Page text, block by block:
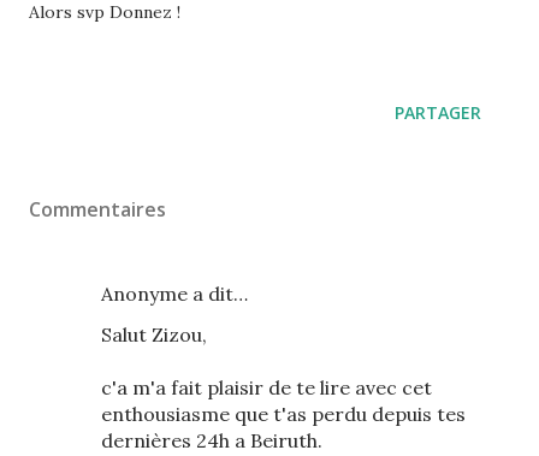
Alors svp Donnez !
PARTAGER
Commentaires
Anonyme a dit…
Salut Zizou,
c'a m'a fait plaisir de te lire avec cet
enthousiasme que t'as perdu depuis tes
dernières 24h a Beiruth.